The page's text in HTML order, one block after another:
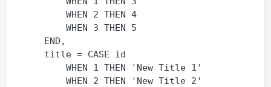
WHEN 2 THEN 4
WHEN 3 THEN 5
END,
title = CASE id
WHEN 1 THEN 'New Title 1'
WHEN 2 THEN 'New Title 2'